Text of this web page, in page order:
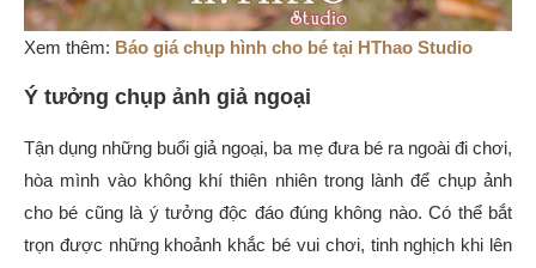
Xem thêm: Báo giá chụp hình cho bé tại HThao Studio
Ý tưởng chụp ảnh giả ngoại
Tận dụng những buổi giả ngoại, ba mẹ đưa bé ra ngoài đi chơi,
hòa mình vào không khí thiên nhiên trong lành để chụp ảnh
cho bé cũng là ý tưởng độc đáo đúng không nào. Có thể bắt
trọn được những khoảnh khắc bé vui chơi, tinh nghịch khi lên